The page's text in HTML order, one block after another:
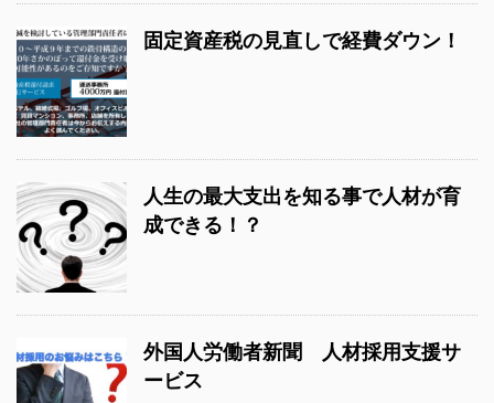
固定資産税の見直しで経費ダウン！
人生の最大支出を知る事で人材が育
成できる！？
外国人労働者新聞 人材採用支援サ
ービス